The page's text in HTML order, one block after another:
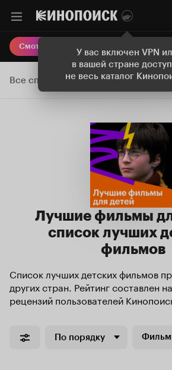
У вас включен VPN
в вашей стране
не весь каталог
Смотреть кино Онлайн-
Все списки
Лучшие фильмы для детей:
список лучших
фильмов
Список лучших детских фильмов
других стран. Рейтинг составлен
рецензий пользователей
По порядку